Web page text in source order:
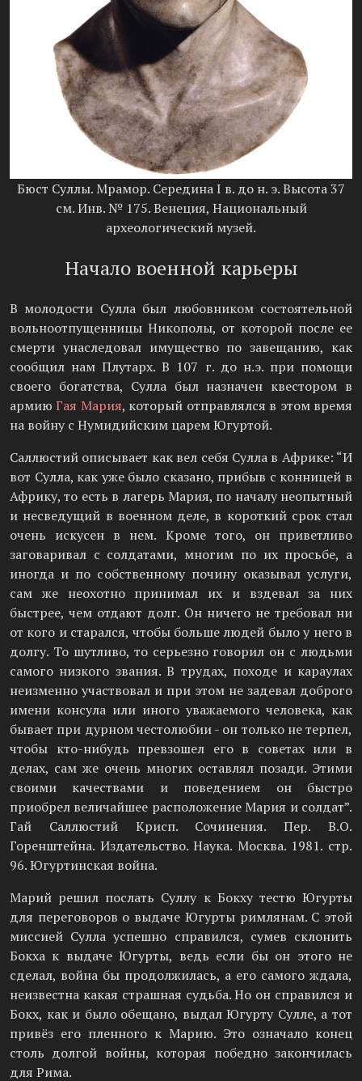
Бюст Суллы. Мрамор. Середина I в. до н. э. Высота 37
см. Инв. № 175. Венеция, Национальный
археологический музей.
Начало военной карьеры
В молодости Сулла был любовником состоятельной
вольноотпущенницы Никополы, от которой после ее
смерти унаследовал имущество по завещанию, как
сообщил нам Плутарх. В 107 г. до н.э. при помощи
своего богатства, Сулла был назначен квестором в
армиюГая Мария, который отправлялся в этом время
на войну с Нумидийским царем Югуртой.
Саллюстий описывает как вел себя Сулла в Африке: “И
вот Сулла, как уже было сказано, прибыв с конницей в
Африку, то есть в лагерь Мария, по началу неопытный
и несведущий в военном деле, в короткий срок стал
очень искусен в нем. Кроме того, он приветливо
заговаривал с солдатами, многим по их просьбе, а
иногда и по собственному почину оказывал услуги,
сам же неохотно принимал их и вздевал за них
быстрее, чем отдают долг. Он ничего не требовал ни
от кого и старался, чтобы больше людей было у него в
долгу. То шутливо, то серьезно говорил он с людьми
самого низкого звания. В трудах, походе и караулах
неизменно участвовал и при этом не задевал доброго
имени консула или иного уважаемого человека, как
бывает при дурном честолюбии - он только не терпел,
чтобы кто-нибудь превзошел его в советах или в
делах, сам же очень многих оставлял позади. Этими
своими качествами и поведением он быстро
приобрел величайшее расположение Мария и солдат”.
Гай Саллюстий Крисп. Сочинения. Пер. В.О.
Горенштейна. Издательство. Наука. Москва. 1981. стр.
96. Югуртинская война.
Марий решил послать Суллу к Бокху тестю Югурты
для переговоров о выдаче Югурты римлянам. С этой
миссией Сулла успешно справился, сумев склонить
Бокха к выдаче Югурты, ведь если бы он этого не
сделал, война бы продолжилась, а его самого ждала,
неизвестна какая страшная судьба. Но он справился и
Бокх, как и было обещано, выдал Югурту Сулле, а тот
привёз его пленного к Марию. Это означало конец
столь долгой войны, которая победно закончилась
для Рима.